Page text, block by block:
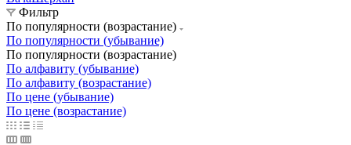
Фильтр
По популярности (возрастание)
По популярности (убывание)
По популярности (возрастание)
По алфавиту (убывание)
По алфавиту (возрастание)
По цене (убывание)
По цене (возрастание)